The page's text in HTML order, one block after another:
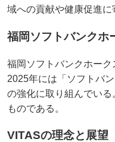
域への貢献や健康促進に
福岡ソフトバンクホ
福岡ソフトバンクホーク
2025年には「ソフトバ
の強化に取り組んでい
ものである。
VITASの理念と展望